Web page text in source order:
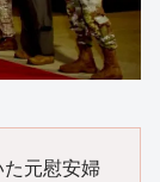
元慰安婦